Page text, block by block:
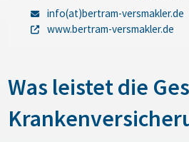
info(at)bertram-versmakler.de
www.bertram-versmakler.de
Was leistet die